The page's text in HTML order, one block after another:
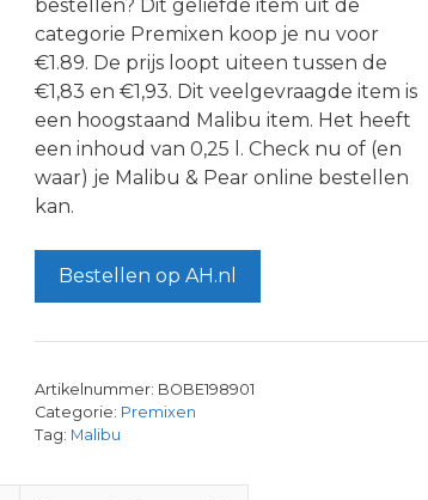
bestellen? Dit geliefde item uit de
categorie Premixen koop je nu voor
€1.89. De prijs loopt uiteen tussen de
€1,83 en €1,93. Dit veelgevraagde item is
een hoogstaand Malibu item. Het heeft
een inhoud van 0,25 l. Check nu of (en
waar) je Malibu & Pear online bestellen
kan.
Bestellen op AH.nl
Artikelnummer: BOBE198901
Categorie: Premixen
Tag: Malibu